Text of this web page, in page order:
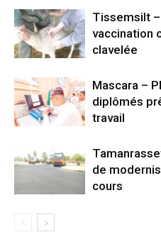
Tissemsilt
vaccination
clavelée
Mascara –
diplômés
travail
de
cours